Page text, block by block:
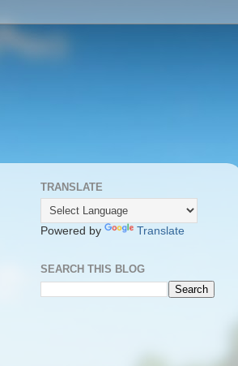
TRANSLATE
Powered by Translate
SEARCH THIS BLOG